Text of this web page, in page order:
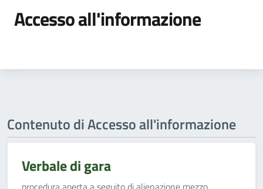
Accesso all'informazione
Contenuto di Accesso all'informazione
Verbale di gara